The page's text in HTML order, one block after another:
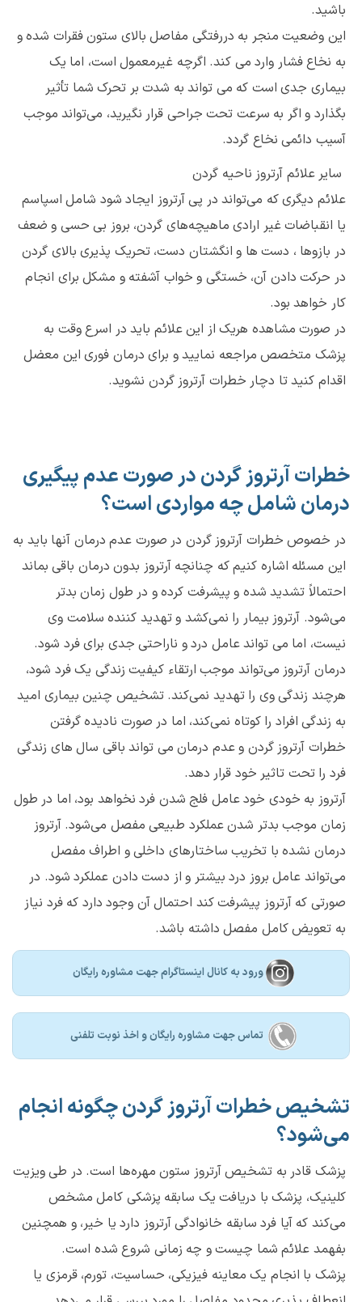
باشید.
این وضعیت منجر به دررفتگی مفاصل بالای ستون فقرات شده و
به نخاع فشار وارد می کند. اگرچه غیرمعمول است، اما یک
بیماری جدی است که می تواند به شدت بر تحرک شما تأثیر
بگذارد و اگر به سرعت تحت جراحی قرار نگیرید، می‌تواند موجب
آسیب دائمی نخاع گردد.
سایر علائم آرتروز ناحیه گردن
علائم دیگری که می‌تواند در پی آرتروز ایجاد شود شامل اسپاسم
یا انقباضات غیر ارادی ماهیچه‌های گردن، بروز بی حسی و ضعف
در بازوها ، دست ها و انگشتان دست، تحریک پذیری بالای گردن
در حرکت دادن آن، خستگی و خواب آشفته و مشکل برای انجام
کار خواهد بود.
در صورت مشاهده هریک از این علائم باید در اسرع وقت به
پزشک متخصص مراجعه نمایید و برای درمان فوری این معضل
اقدام کنید تا دچار خطرات آرتروز گردن نشوید.
خطرات آرتروز گردن در صورت عدم پیگیری
درمان شامل چه مواردی است؟
در خصوص خطرات آرتروز گردن در صورت عدم درمان آنها باید به
این مسئله اشاره کنیم که چنانچه آرتروز بدون درمان باقی بماند
احتمالاً تشدید شده و پیشرفت کرده و در طول زمان بدتر
می‌شود. آرتروز بیمار را نمی‌کشد و تهدید کننده سلامت وی
نیست، اما می تواند عامل درد و ناراحتی جدی برای فرد شود.
درمان آرتروز می‌تواند موجب ارتقاء کیفیت زندگی یک فرد شود،
هرچند زندگی وی را تهدید نمی‌کند. تشخیص چنین بیماری امید
به زندگی افراد را کوتاه نمی‌کند، اما در صورت نادیده گرفتن
خطرات آرتروز گردن و عدم درمان می تواند باقی سال های زندگی
فرد را تحت تاثیر خود قرار دهد.
آرتروز به خودی خود عامل فلج شدن فرد نخواهد بود، اما در طول
زمان موجب بدتر شدن عملکرد طبیعی مفصل می‌‌شود. آرتروز
درمان نشده با تخریب ساختارهای داخلی و اطراف مفصل
می‌تواند عامل بروز درد بیشتر و از دست دادن عملکرد شود. در
صورتی که آرتروز پیشرفت کند احتمال آن وجود دارد که فرد نیاز
به تعویض کامل مفصل داشته باشد.
ورود به کانال اینستاگرام جهت مشاوره رایگان
تماس جهت مشاوره رايگان و اخذ نوبت تلفنی
تشخیص خطرات آرتروز گردن چگونه انجام
می‌شود؟
پزشک قادر به تشخیص آرتروز ستون مهره‌ها است. در طی ویزیت
کلینیک، پزشک با دریافت یک سابقه پزشکی کامل مشخص
می‌کند که آیا فرد سابقه خانوادگی آرتروز دارد یا خیر، و همچنین
بفهمد علائم شما چیست و چه زمانی شروع شده است.
پزشک با انجام یک معاینه فیزیکی، حساسیت، تورم، قرمزی یا